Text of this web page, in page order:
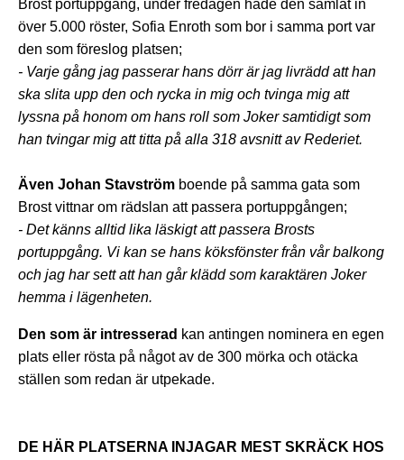
Brost portuppgång, under fredagen hade den samlat in
över 5.000 röster, Sofia Enroth som bor i samma port var
den som föreslog platsen;
- Varje gång jag passerar hans dörr är jag livrädd att han
ska slita upp den och rycka in mig och tvinga mig att
lyssna på honom om hans roll som Joker samtidigt som
han tvingar mig att titta på alla 318 avsnitt av Rederiet.
Även Johan Stavström boende på samma gata som
Brost vittnar om rädslan att passera portuppgången;
- Det känns alltid lika läskigt att passera Brosts
portuppgång. Vi kan se hans köksfönster från vår balkong
och jag har sett att han går klädd som karaktären Joker
hemma i lägenheten.
Den som är intresserad kan antingen nominera en egen
plats eller rösta på något av de 300 mörka och otäcka
ställen som redan är utpekade.
DE HÄR PLATSERNA INJAGAR MEST SKRÄCK HOS